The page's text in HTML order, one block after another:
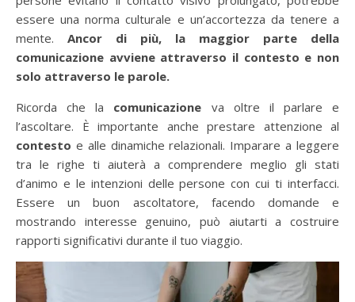
essere una norma culturale e un’accortezza da tenere a
mente. Ancor di più, la maggior parte della
comunicazione avviene attraverso il contesto e non
solo attraverso le parole.
Ricorda che la comunicazione va oltre il parlare e
l’ascoltare. È importante anche prestare attenzione al
contesto e alle dinamiche relazionali. Imparare a leggere
tra le righe ti aiuterà a comprendere meglio gli stati
d’animo e le intenzioni delle persone con cui ti interfacci.
Essere un buon ascoltatore, facendo domande e
mostrando interesse genuino, può aiutarti a costruire
rapporti significativi durante il tuo viaggio.